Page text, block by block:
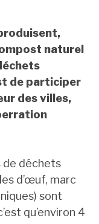
naturel
de participer
des villes,
de déchets
d’œuf, marc
sont
qu’environ 4